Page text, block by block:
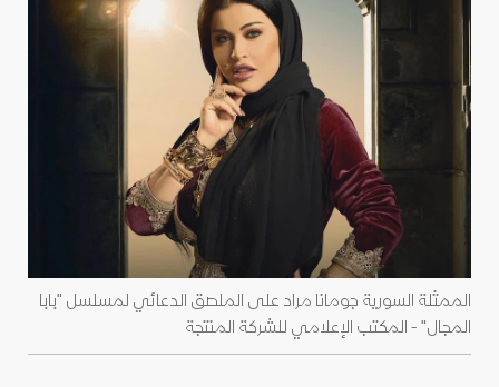
الممثلة السورية جومانا مراد على الملصق الدعائي لمسلسل "بابا
المجال" - المكتب الإعلامي للشركة المنتجة